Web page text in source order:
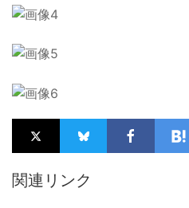
関連リンク